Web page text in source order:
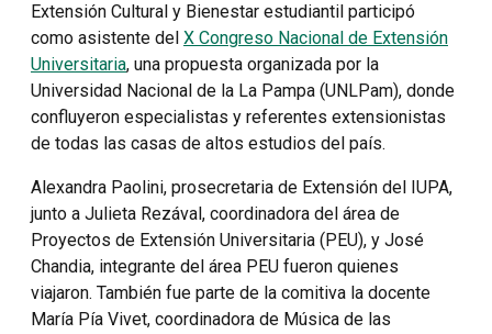
Extensión Cultural y Bienestar estudiantil participó
como asistente del X Congreso Nacional de Extensión
Universitaria, una propuesta organizada por la
Universidad Nacional de la La Pampa (UNLPam), donde
confluyeron especialistas y referentes extensionistas
de todas las casas de altos estudios del país.
Alexandra Paolini, prosecretaria de Extensión del IUPA,
junto a Julieta Rezával, coordinadora del área de
Proyectos de Extensión Universitaria (PEU), y José
Chandia, integrante del área PEU fueron quienes
viajaron. También fue parte de la comitiva la docente
María Pía Vivet, coordinadora de Música de las